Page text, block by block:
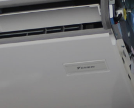
社」といいます。）は、
え、お客様個人に関わる
扱うことは、当社にとっ
ります。そのために、
個人情報保護方針」を制